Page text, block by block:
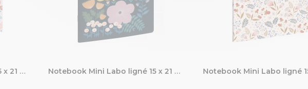
Notebook Mini Labo ligné 15 x 21 cm Notebook Mini Labo ligné 15 x 21 cm